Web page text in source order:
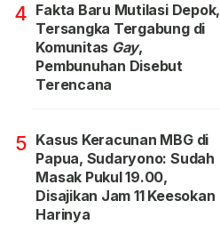
4 Fakta Baru Mutilasi Depok,
Tersangka Tergabung di
Komunitas Gay,
Pembunuhan Disebut
Terencana
5 Kasus Keracunan MBG di
Papua, Sudaryono: Sudah
Masak Pukul 19.00,
Disajikan Jam 11 Keesokan
Harinya